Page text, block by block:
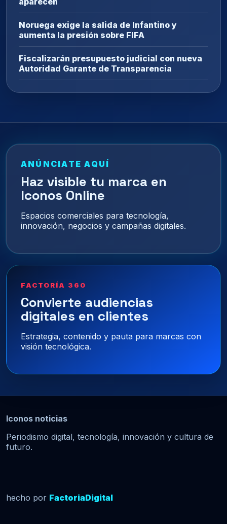
Noruega exige la salida de Infantino y
aumenta la presión sobre FIFA
Fiscalizarán presupuesto judicial con nueva
Autoridad Garante de Transparencia
ANÚNCIATE AQUÍ
Haz visible tu marca en
Iconos Online
Espacios comerciales para tecnología,
innovación, negocios y campañas digitales.
FACTORÍA 360
Convierte audiencias
digitales en clientes
Estrategia, contenido y pauta para marcas con
visión tecnológica.
Iconos noticias
Periodismo digital, tecnología, innovación y cultura de
futuro.
hecho por FactoriaDigital